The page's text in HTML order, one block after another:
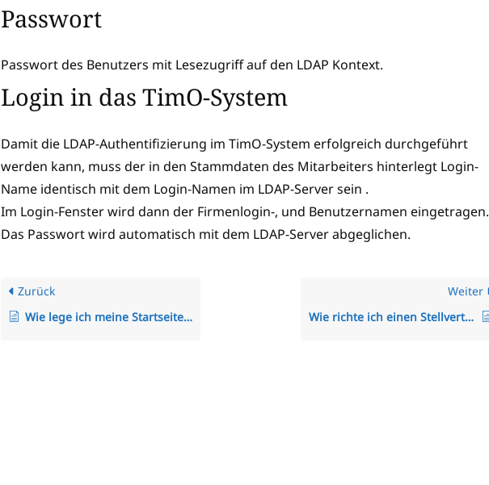
Passwort
Passwort des Benutzers mit Lesezugriff auf den LDAP Kontext.
Login in das TimO-System
Damit die LDAP-Authentifizierung im TimO-System erfolgreich durchgeführt
werden kann, muss der in den Stammdaten des Mitarbeiters hinterlegt Login-
Name identisch mit dem Login-Namen im LDAP-Server sein .
Im Login-Fenster wird dann der Firmenlogin-, und Benutzernamen eingetragen.
Das Passwort wird automatisch mit dem LDAP-Server abgeglichen.
Zurück
Wie lege ich meine Startseite fest?
Weiter
Wie richte ich einen Stellvertreter im Falle von Abwesenheit ein?